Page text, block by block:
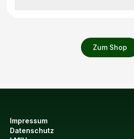
Zum Shop
Impressum
Datenschutz